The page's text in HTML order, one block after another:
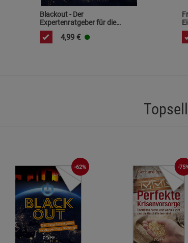
Blackout - Der
Expertenratgeber für die
perfekte Vorsorge
4,99 €
-62% -
Statistik
Beschreibung Statistik